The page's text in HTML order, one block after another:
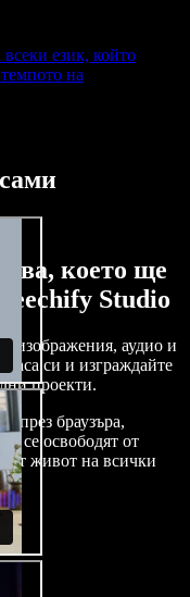
език, който
на
което ще
Studio
изображения, аудио и
си и изграждайте
проекти.
през браузъра,
се освободят от
живот на всички